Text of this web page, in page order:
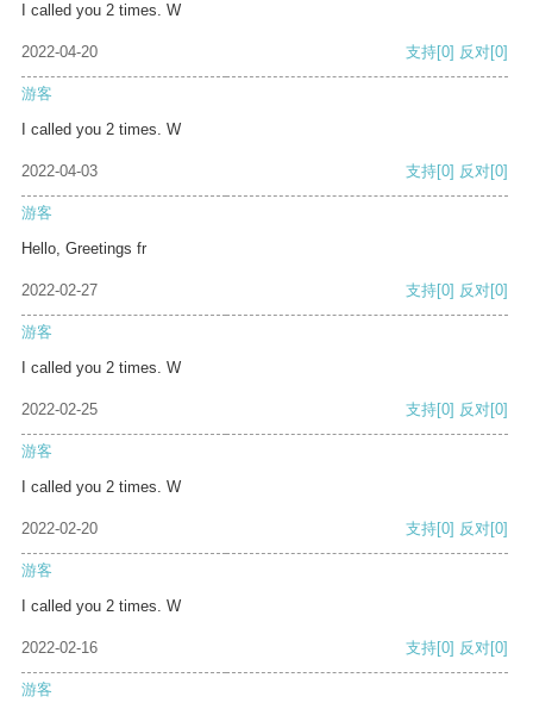
I called you 2 times. W
2022-04-20 支持[0] 反对[0]
游客
I called you 2 times. W
2022-04-03 支持[0] 反对[0]
游客
Hello, Greetings fr
2022-02-27 支持[0] 反对[0]
游客
I called you 2 times. W
2022-02-25 支持[0] 反对[0]
游客
I called you 2 times. W
2022-02-20 支持[0] 反对[0]
游客
I called you 2 times. W
2022-02-16 支持[0] 反对[0]
游客